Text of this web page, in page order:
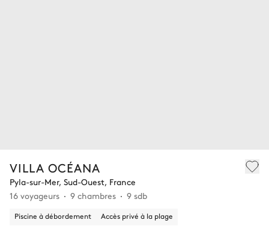
VILLA OCÉANA
Pyla-sur-Mer, Sud-Ouest, France
16 voyageurs
9 chambres 9 sdb
Piscine à débordement Accès privé à la plage